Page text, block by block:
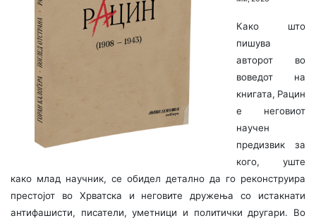
Како што
пишува
авторот во
воведот на
книгата, Рацин
е неговиот
научен
предизвик за
кого, уште
како млад научник, се обидел детално да го реконструира
престојот во Хрватска и неговите дружења со истакнати
антифашисти, писатели, уметници и политички другари. Во